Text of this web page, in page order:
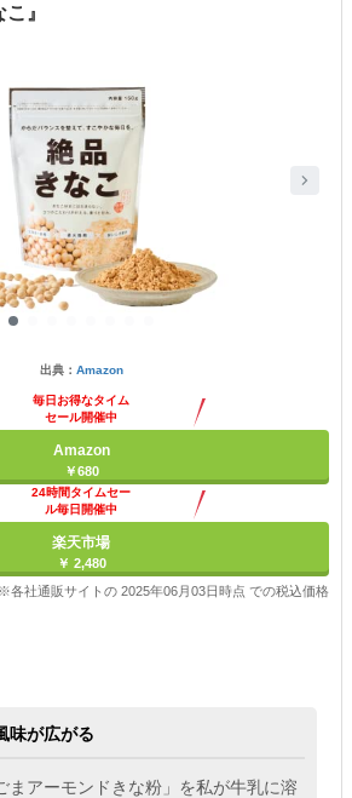
』
出典： Amazon
毎日お得なタイム
セール開催中
Amazon
￥680
24時間タイムセー
ル毎日開催中
楽天市場
￥ 2,480
※各社通販サイトの 2025年06月03日時点 での税込価格
味が広がる
まアーモンドきな粉」を私が牛乳に溶